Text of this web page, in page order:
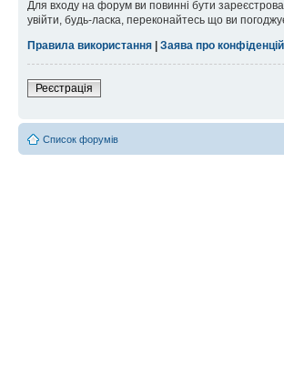
Для входу на форум ви повинні бути
увійти, будь-ласка, переконайтесь що ви
Правила використання | Заява про
Реєстрація
Список форумів